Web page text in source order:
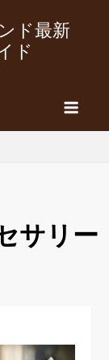
ド最新
ド
サリー